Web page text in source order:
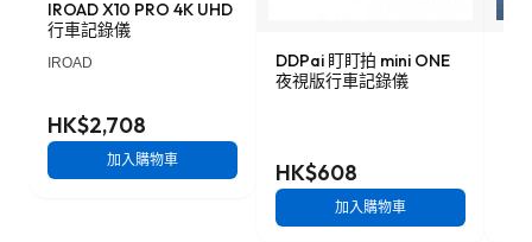
IROAD X10 PRO 4K UHD
行車記錄儀
IROAD
HK$2,708
加入購物車
DDPai 盯盯拍 mini ONE
夜視版行車記錄儀
HK$608
加入購物車